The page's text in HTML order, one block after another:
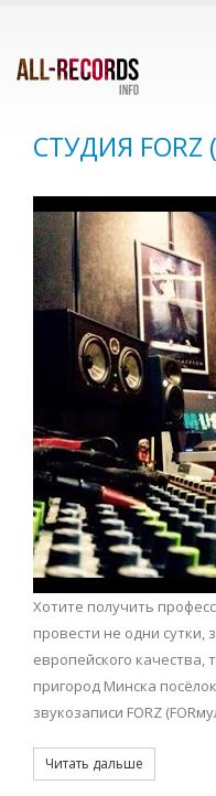
СТУДИЯ
Хотите получить
провести не одни
европейского качества,
пригород Минска
звукозаписи FORZ
Читать дальше